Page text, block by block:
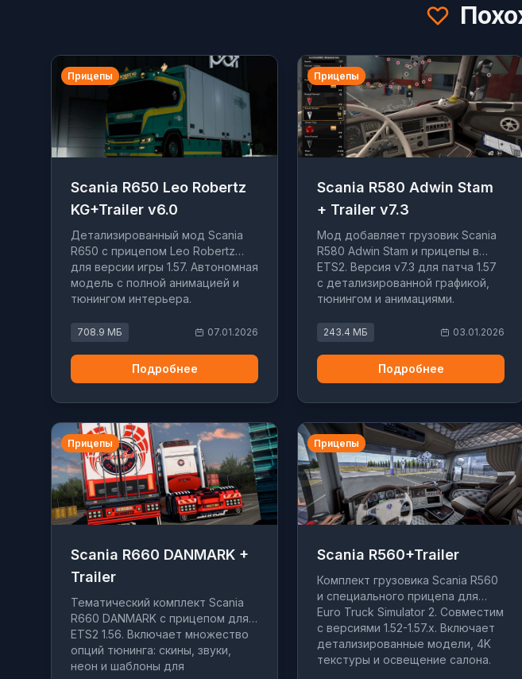
Прицепы
Scania R650 Leo Robertz
KG+Trailer v6.0
Детализированный мод Scania
R650 с прицепом Leo Robertz
для версии игры 1.57. Автономная
модель с полной анимацией и
тюнингом интерьера.
708.9 МБ 07.01.2026
Подробнее
Прицепы
Scania R580 Adwin Stam
+ Trailer v7.3
Мод добавляет грузовик Scania
R580 Adwin Stam и прицепы в
ETS2. Версия v7.3 для патча 1.57
с детализированной графикой,
тюнингом и анимациями.
243.4 МБ 03.01.2026
Подробнее
Прицепы
Scania R660 DANMARK +
Trailer
Тематический комплект Scania
R660 DANMARK с прицепом для
ETS2 1.56. Включает множество
опций тюнинга: скины, звуки,
неон и шаблоны для
Прицепы
Scania R560+Trailer
Комплект грузовика Scania R560
и специального прицепа для
Euro Truck Simulator 2. Совместим
с версиями 1.52-1.57.x. Включает
детализированные модели, 4K
текстуры и освещение салона.